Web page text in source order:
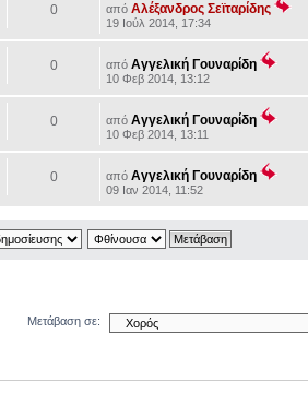
0 απόΑλέξανδρος Σεϊταρίδης
19 Ιούλ 2014, 17:34
0 απόΑγγελική Γουναρίδη
10 Φεβ 2014, 13:12
0 απόΑγγελική Γουναρίδη
10 Φεβ 2014, 13:11
0 απόΑγγελική Γουναρίδη
09 Ιαν 2014, 11:52
Μετάβαση σε: